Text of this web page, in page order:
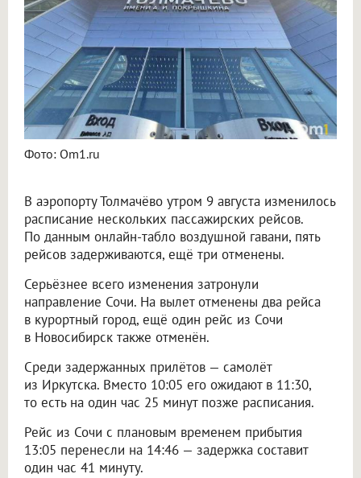
Фото: Om1.ru
В аэропорту Толмачёво утром 9 августа изменилось
расписание нескольких пассажирских рейсов.
По данным онлайн-табло воздушной гавани, пять
рейсов задерживаются, ещё три отменены.
Серьёзнее всего изменения затронули
направление Сочи. На вылет отменены два рейса
в курортный город, ещё один рейс из Сочи
в Новосибирск также отменён.
Среди задержанных прилётов — самолёт
из Иркутска. Вместо 10:05 его ожидают в 11:30,
то есть на один час 25 минут позже расписания.
Рейс из Сочи с плановым временем прибытия
13:05 перенесли на 14:46 — задержка составит
один час 41 минуту.